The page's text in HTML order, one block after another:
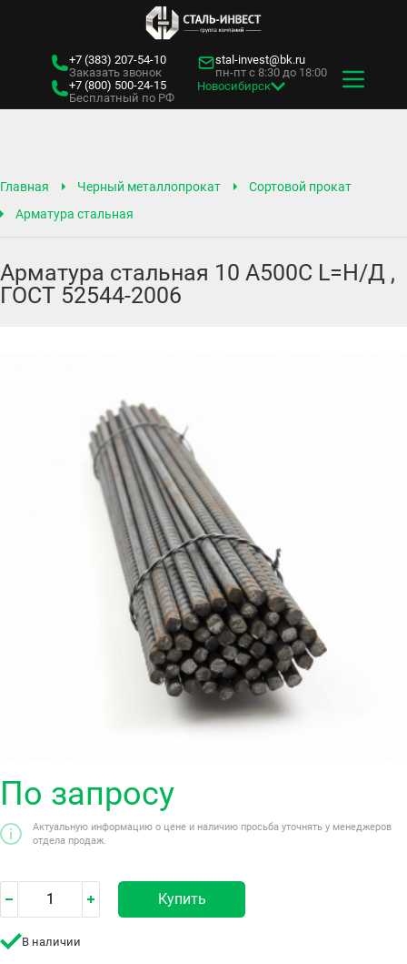
+7 (383) 207-54-10
Заказать звонок
+7 (800) 500-24-15
Бесплатный по РФ
stal-invest@bk.ru
пн-пт с 8:30 до 18:00
Новосибирск
Главная Черный металлопрокат
Сортовой прокат
Арматура стальная
Арматура стальная 10 А500С L=Н/Д ,
ГОСТ 52544-2006
По запросу
Актуальную информацию о цене и наличию просьба уточнять у менеджеров
отдела продаж.
Купить
В наличии